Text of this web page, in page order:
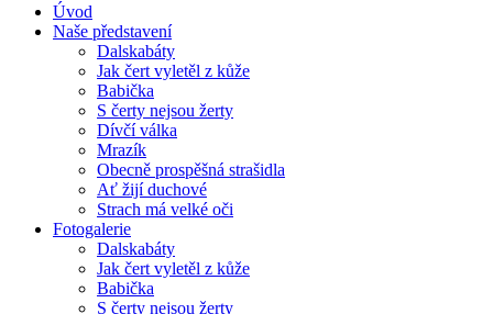
Úvod
Naše představení
Dalskabáty
Jak čert vyletěl z kůže
Babička
S čerty nejsou žerty
Dívčí válka
Mrazík
Obecně prospěšná strašidla
Ať žijí duchové
Strach má velké oči
Fotogalerie
Dalskabáty
Jak čert vyletěl z kůže
Babička
S čerty nejsou žerty